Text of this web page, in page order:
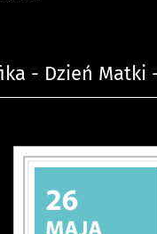
- Dzień Matki